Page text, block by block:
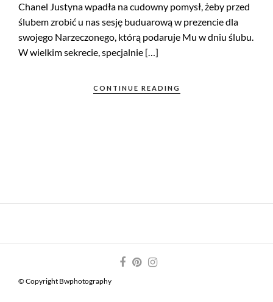
Chanel Justyna wpadła na cudowny pomysł, żeby przed
ślubem zrobić u nas sesję buduarową w prezencie dla
swojego Narzeczonego, którą podaruje Mu w dniu ślubu.
W wielkim sekrecie, specjalnie […]
CONTINUE READING
© Copyright Bwphotography